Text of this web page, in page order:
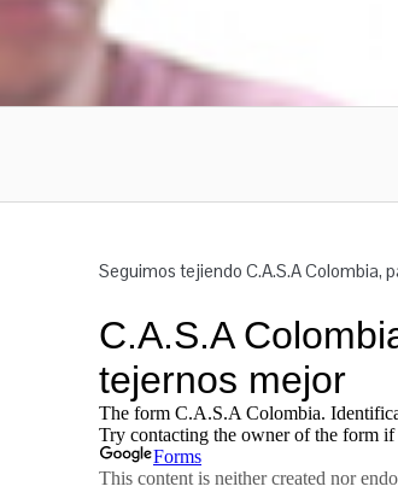
Seguimos tejiendo C.A.S.A Colombia,